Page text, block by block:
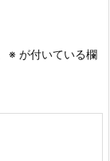
※ が付いている欄